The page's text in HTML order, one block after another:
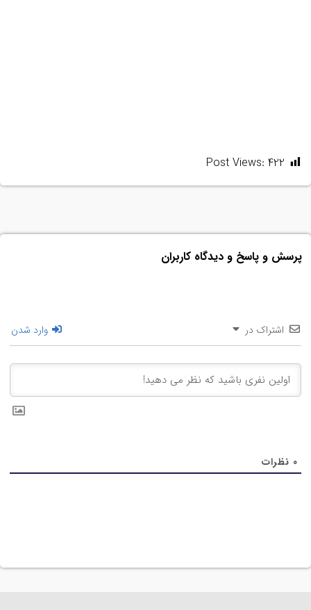
Post Views: 422
پرسش و پاسخ و دیدگاه کاربران
اشتراک در وارد شدن
0 نظرات